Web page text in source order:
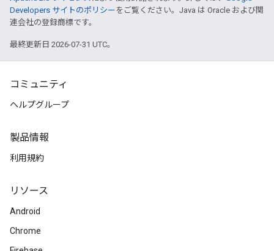
Developers サイトのポリシー をご覧ください。Java は Oracle および関
連会社の登録商標です。
最終更新日 2026-07-31 UTC。
コミュニティ
ヘルプグループ
製品情報
利用規約
リソース
Android
Chrome